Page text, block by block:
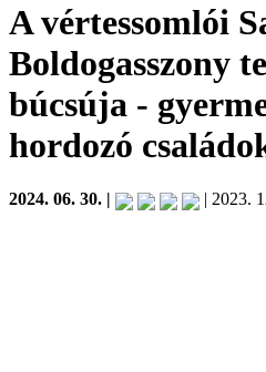
A vértessomlói
Boldogasszony
búcsúja -
hordozó
2024. 06. 30. | | 2023.